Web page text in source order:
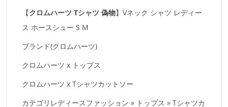
【クロムハーツ Tシャツ 偽物】Vネック シャツ レディー
ス ホースシュー S M
ブランド(クロムハーツ)
クロムハーツ x トップス
クロムハーツ x Tシャツカットソー
カテゴリレディースファッション » トップス » Tシャツカ